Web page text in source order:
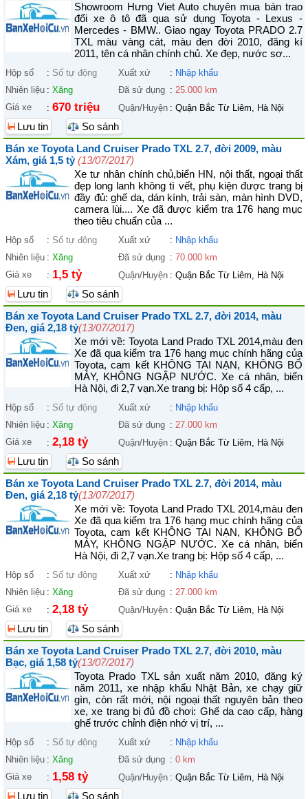
Showroom Hưng Viet Auto chuyên mua bán trao
đổi xe ô tô đã qua sử dụng Toyota - Lexus -
Mercedes - BMW.. Giao ngay Toyota PRADO 2.7
TXL màu vàng cát, màu đen đời 2010, đăng kí
2011, tên cá nhân chính chủ. Xe đẹp, nước sơ...
Hộp số : Số tự động Xuất xứ : Nhập khẩu
Nhiên liệu : Xăng Đã sử dụng : 25.000 km
Giá xe
: 670 triệu Quận/Huyện : Quận Bắc Từ Liêm, Hà Nội
Lưu tin
So sánh
Bán xe Toyota Land Cruiser Prado TXL 2.7, đời 2009, màu
Xám, giá 1,5 tỷ(13/07/2017)
Xe tư nhân chính chủ,biển HN, nội thất, ngoại thất
đẹp long lanh không tì vết, phụ kiện được trang bị
đầy đủ: ghế da, dán kính, trải sàn, màn hình DVD,
camera lùi.... Xe đã được kiểm tra 176 hạng mục
theo tiêu chuẩn của ...
Hộp số : Số tự động Xuất xứ : Nhập khẩu
Nhiên liệu : Xăng Đã sử dụng : 70.000 km
Giá xe
: 1,5 tỷ Quận/Huyện : Quận Bắc Từ Liêm, Hà Nội
Lưu tin
So sánh
Bán xe Toyota Land Cruiser Prado TXL 2.7, đời 2014, màu
Đen, giá 2,18 tỷ(13/07/2017)
Xe mới về: Toyota Land Prado TXL 2014,màu đen
Xe đã qua kiểm tra 176 hạng mục chính hãng của
Toyota, cam kết KHÔNG TAI NẠN, KHÔNG BỔ
MÁY, KHÔNG NGẬP NƯỚC. Xe cá nhân, biển
Hà Nội, đi 2,7 vạn.Xe trang bị: Hộp số 4 cấp, ...
Hộp số : Số tự động Xuất xứ : Nhập khẩu
Nhiên liệu : Xăng Đã sử dụng : 27.000 km
Giá xe
: 2,18 tỷ Quận/Huyện : Quận Bắc Từ Liêm, Hà Nội
Lưu tin
So sánh
Bán xe Toyota Land Cruiser Prado TXL 2.7, đời 2014, màu
Đen, giá 2,18 tỷ(13/07/2017)
Xe mới về: Toyota Land Prado TXL 2014,màu đen
Xe đã qua kiểm tra 176 hạng mục chính hãng của
Toyota, cam kết KHÔNG TAI NẠN, KHÔNG BỔ
MÁY, KHÔNG NGẬP NƯỚC. Xe cá nhân, biển
Hà Nội, đi 2,7 vạn.Xe trang bị: Hộp số 4 cấp, ...
Hộp số : Số tự động Xuất xứ : Nhập khẩu
Nhiên liệu : Xăng Đã sử dụng : 27.000 km
Giá xe
: 2,18 tỷ Quận/Huyện : Quận Bắc Từ Liêm, Hà Nội
Lưu tin
So sánh
Bán xe Toyota Land Cruiser Prado TXL 2.7, đời 2010, màu
Bạc, giá 1,58 tỷ(13/07/2017)
Toyota Prado TXL sản xuất năm 2010, đăng ký
năm 2011, xe nhập khẩu Nhật Bản, xe chạy giữ
gìn, còn rất mới, nội ngoại thất nguyên bản theo
xe, xe trang bị đủ đồ chơi: Ghế da cao cấp, hàng
ghế trước chỉnh điện nhớ vị trí, ...
Hộp số : Số tự động Xuất xứ : Nhập khẩu
Nhiên liệu : Xăng Đã sử dụng : 0 km
Giá xe
: 1,58 tỷ Quận/Huyện : Quận Bắc Từ Liêm, Hà Nội
Lưu tin So sánh